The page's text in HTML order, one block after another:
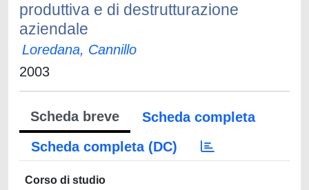
produttiva e di destrutturazione
aziendale
Loredana, Cannillo
2003
Scheda breve
Scheda completa
Scheda completa (DC)
Corso di studio